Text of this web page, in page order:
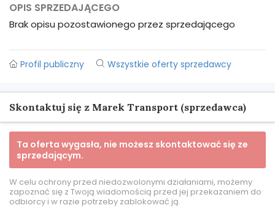
OPIS SPRZEDAJĄCEGO
Brak opisu pozostawionego przez sprzedającego
Profil publiczny Wszystkie oferty sprzedawcy
Skontaktuj się z Marek Transport (sprzedawca)
Ta oferta wygasła, nie możesz skontaktować się ze
sprzedającym.
W celu ochrony przed niedozwolonymi działaniami, możemy
zapoznać się z Twoją wiadomością przed jej przekazaniem do
odbiorcy i w razie potrzeby zablokować ją.